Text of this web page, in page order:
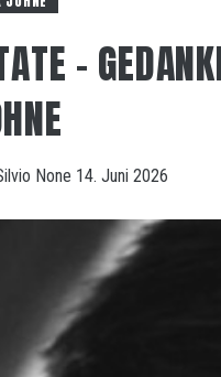
–
None 14. Juni 2026